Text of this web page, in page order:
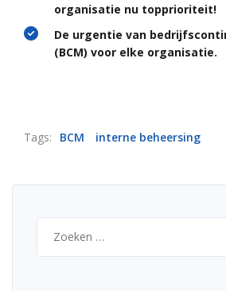
organisatie nu topprioriteit!
De urgentie van
(BCM) voor elke organisatie.
Tags: BCM interne beheersing
naar: